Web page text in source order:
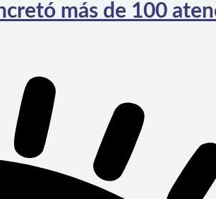
más de 100